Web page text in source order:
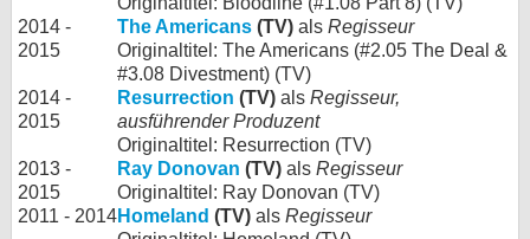
2014 -
2015
The Americans (TV) als Regisseur
Originaltitel: The Americans (#2.05 The Deal &
#3.08 Divestment) (TV)
2014 -
2015
Resurrection (TV) als Regisseur,
ausführender Produzent
Originaltitel: Resurrection (TV)
2013 -
2015
Ray Donovan (TV) als Regisseur
Originaltitel: Ray Donovan (TV)
2011 - 2014Homeland (TV) als Regisseur